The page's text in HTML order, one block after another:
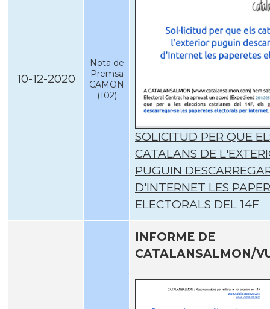
10-12-2020
Nota de
Premsa
CAMON
(102)
SOLICITUD PER QUE
CATALANS DE
PUGUIN
D'INTERNET LES
ELECTORALS DEL 14F
INFORME DE
CATALANSALMON/